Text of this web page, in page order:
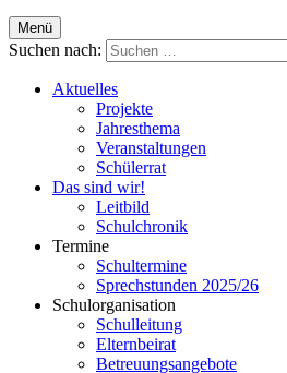
Menü
Suchen nach:
Aktuelles
Projekte
Jahresthema
Veranstaltungen
Schülerrat
Das sind wir!
Leitbild
Schulchronik
Termine
Schultermine
Sprechstunden 2025/26
Schulorganisation
Schulleitung
Elternbeirat
Betreuungsangebote